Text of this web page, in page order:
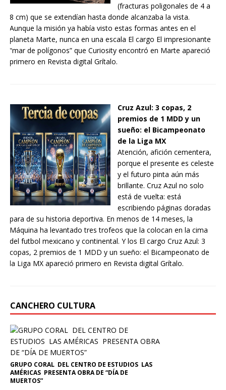
(fracturas poligonales de 4 a
8 cm) que se extendían hasta donde alcanzaba la vista.
Aunque la misión ya había visto estas formas antes en el
planeta Marte, nunca en una escala El cargo El impresionante
“mar de polígonos” que Curiosity encontró en Marte apareció
primero en Revista digital Grítalo.
Cruz Azul: 3 copas, 2
premios de 1 MDD y un
sueño: el Bicampeonato
de la Liga MX
Atención, afición cementera,
porque el presente es celeste
y el futuro pinta aún más
brillante. Cruz Azul no solo
está de vuelta: está
escribiendo páginas doradas
para de su historia deportiva. En menos de 14 meses, la
Máquina ha levantado tres trofeos que la colocan en la cima
del futbol mexicano y continental. Y los El cargo Cruz Azul: 3
copas, 2 premios de 1 MDD y un sueño: el Bicampeonato de
la Liga MX apareció primero en Revista digital Grítalo.
CANCHERO CULTURA
GRUPO CORAL DEL CENTRO DE ESTUDIOS LAS
AMÉRICAS PRESENTA OBRA DE “DÍA DE
MUERTOS”